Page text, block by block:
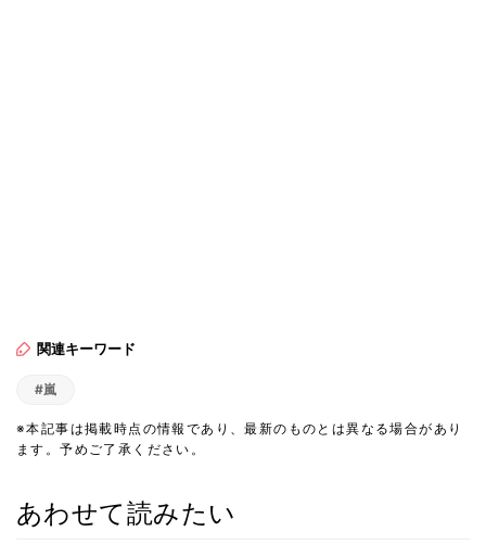
関連キーワード
#嵐
※本記事は掲載時点の情報であり、最新のものとは異なる場合があり
ます。予めご了承ください。
あわせて読みたい